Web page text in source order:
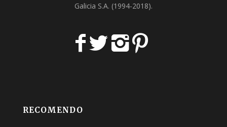
Galicia S.A. (1994-2018).
RECOMENDO